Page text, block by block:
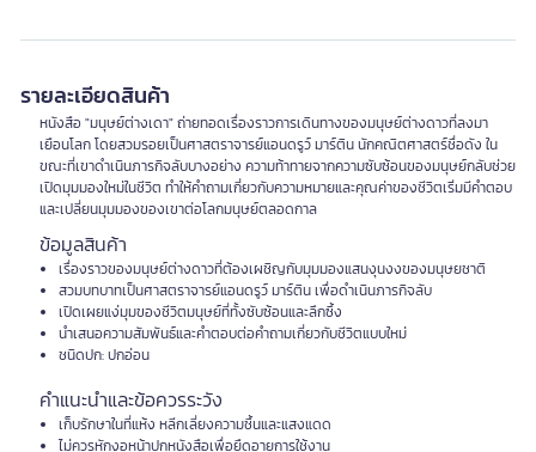
รายละเอียดสินค้า
หนังสือ "มนุษย์ต่างเดา" ถ่ายทอดเรื่องราวการเดินทางของมนุษย์ต่างดาวที่ลงมา
เยือนโลก โดยสวมรอยเป็นศาสตราจารย์แอนดรูว์ มาร์ติน นักคณิตศาสตร์ชื่อดัง ใน
ขณะที่เขาดำเนินภารกิจลับบางอย่าง ความท้าทายจากความซับซ้อนของมนุษย์กลับช่วย
เปิดมุมมองใหม่ในชีวิต ทำให้คำถามเกี่ยวกับความหมายและคุณค่าของชีวิตเริ่มมีคำตอบ
และเปลี่ยนมุมมองของเขาต่อโลกมนุษย์ตลอดกาล
ข้อมูลสินค้า
เรื่องราวของมนุษย์ต่างดาวที่ต้องเผชิญกับมุมมองแสนงุนงงของมนุษยชาติ
สวมบทบาทเป็นศาสตราจารย์แอนดรูว์ มาร์ติน เพื่อดำเนินภารกิจลับ
เปิดเผยแง่มุมของชีวิตมนุษย์ที่ทั้งซับซ้อนและลึกซึ้ง
นำเสนอความสัมพันธ์และคำตอบต่อคำถามเกี่ยวกับชีวิตแบบใหม่
ชนิดปก: ปกอ่อน
คำแนะนำและข้อควรระวัง
เก็บรักษาในที่แห้ง หลีกเลี่ยงความชื้นและแสงแดด
ไม่ควรหักงอหน้าปกหนังสือเพื่อยืดอายุการใช้งาน